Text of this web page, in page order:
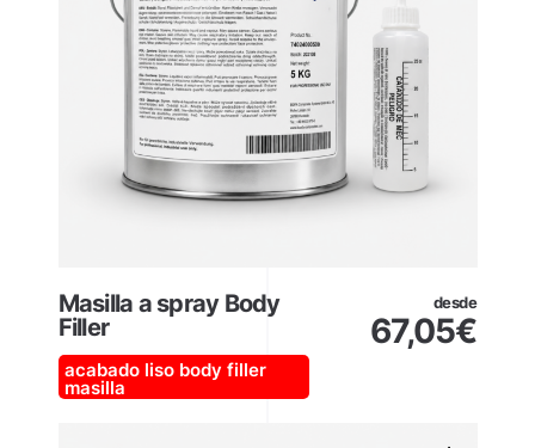
Masilla a spray Body
Filler
acabado liso body filler
masilla
desde
67,05€